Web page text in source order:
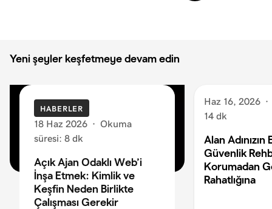
Yeni şeyler keşfetmeye devam edin
HABERLER
18 Haz 2026 · Okuma
süresi: 8 dk
Açık Ajan Odaklı Web’i
İnşa Etmek: Kimlik ve
Keşfin Neden Birlikte
Çalışması Gerekir
Haz 16, 2026 ·
14 dk
Alan Adınızın
Güvenlik
Korumadan
Rahatlığına